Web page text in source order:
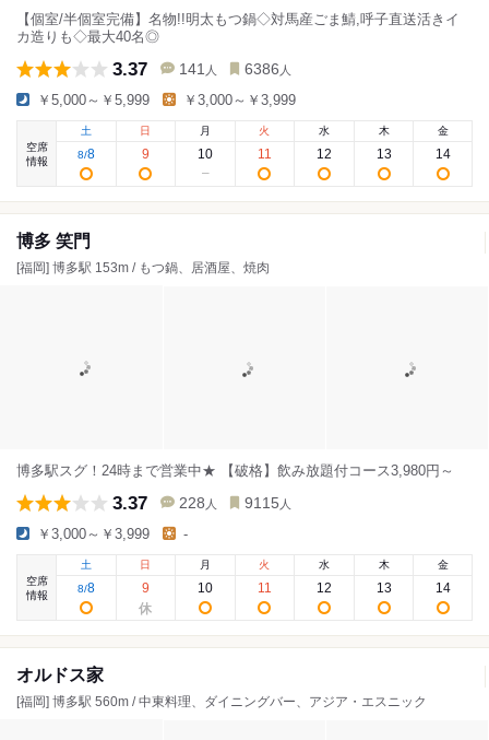
【個室/半個室完備】名物!!明太もつ鍋◇対馬産ごま鯖,呼子直送活きイ
カ造りも◇最大40名◎
3.37 141 人 6386 人
￥5,000～￥5,999 ￥3,000～￥3,999
空席
情報
土
8/8
日
9
月
10
火
11
水
12
木
13
金
14
博多 笑門
[福岡] 博多駅 153m / もつ鍋、居酒屋、焼肉
博多駅スグ！24時まで営業中★ 【破格】飲み放題付コース3,980円～
3.37 228 人 9115 人
￥3,000～￥3,999 -
空席
情報
土
8/8
日
9
月
10
火
11
水
12
木
13
金
14
オルドス家
[福岡] 博多駅 560m / 中東料理、ダイニングバー、アジア・エスニック